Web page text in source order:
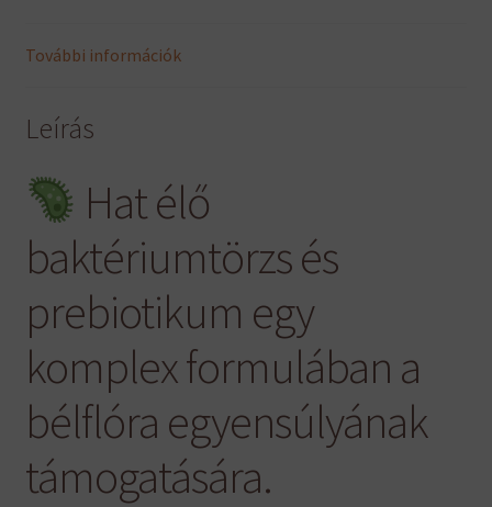
További információk
Leírás
Hat élő
baktériumtörzs és
prebiotikum egy
komplex formulában a
bélflóra egyensúlyának
támogatására.